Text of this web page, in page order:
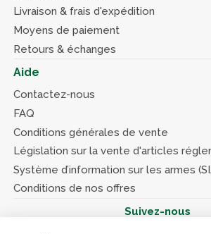
Livraison & frais d'expédition
Moyens de paiement
Retours & échanges
Aide
Contactez-nous
FAQ
Conditions générales de vente
Législation sur la vente d'articles
Système d’information sur les armes
Conditions de nos offres
Suivez-nous